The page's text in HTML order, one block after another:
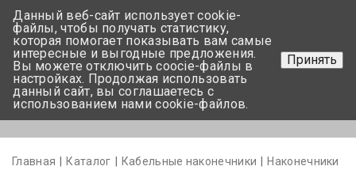
+375 17-350-99-56
+375 44-752-82-08
Задать вопрос
Главная Каталог Кабельные наконечники
Наконечники
Данный веб-сайт использует cookie-
файлы, чтобы получать статистику,
которая помогает показывать вам самые
интересные и выгодные предложения.
Вы можете отключить coocie-файлы в
настройках. Продолжая использовать
данный сайт, вы соглашаетесь с
использованием нами cookie-файлов.
Принять